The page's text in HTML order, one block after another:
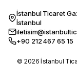
İstanbul Ticaret
İstanbul
+90 212 467 65 15
© 2026 İstanbul